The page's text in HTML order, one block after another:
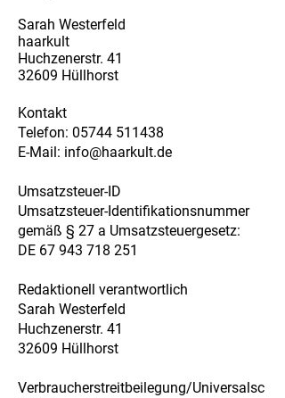
Sarah Westerfeld
haarkult
Huchzenerstr. 41
32609 Hüllhorst
Kontakt
Telefon: 05744 511438
E-Mail: info@haarkult.de
Umsatzsteuer-ID
Umsatzsteuer-Identifikationsnummer
gemäß § 27 a Umsatzsteuergesetz:
DE 67 943 718 251
Redaktionell verantwortlich
Sarah Westerfeld
Huchzenerstr. 41
32609 Hüllhorst
Verbraucherstreitbeilegung/Universalsc